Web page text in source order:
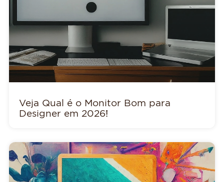
Veja Qual é o Monitor Bom para
Designer em 2026!